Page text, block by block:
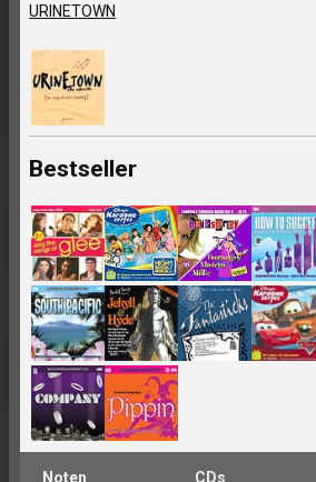
URINETOWN
Bestseller
Noten CDs